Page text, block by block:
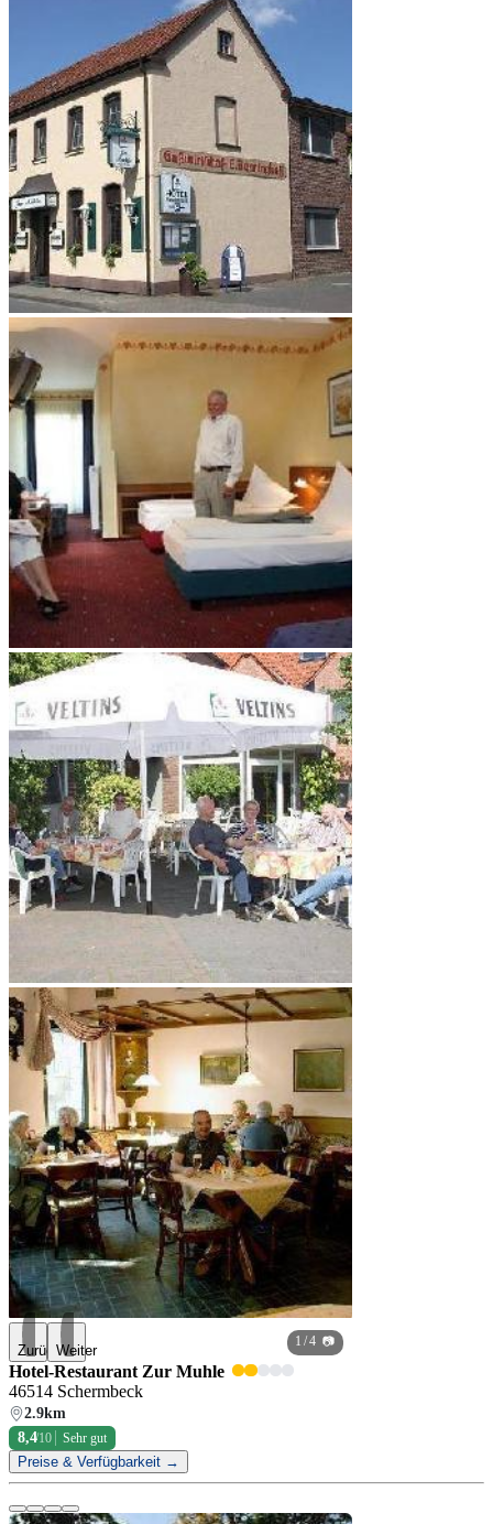
ZurückWeiter
1 / 4 📷
Hotel-Restaurant Zur Muhle
46514 Schermbeck
2.9km
8,4/10 Sehr gut
Preise & Verfügbarkeit →